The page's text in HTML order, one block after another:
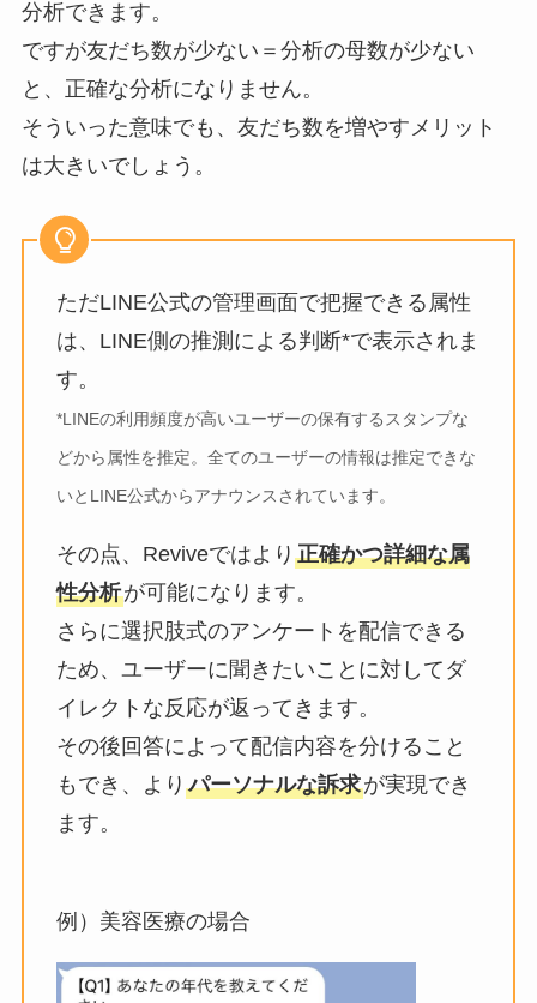
分析できます。
ですが友だち数が少ない＝分析の母数が少ない
と、正確な分析になりません。
そういった意味でも、友だち数を増やすメリット
は大きいでしょう。
ただLINE公式の管理画面で把握できる属性
は、LINE側の推測による判断*で表示されま
す。
*LINEの利用頻度が高いユーザーの保有するスタンプな
どから属性を推定。全てのユーザーの情報は推定できな
いとLINE公式からアナウンスされています。
その点、Reviveではより 正確かつ詳細な属
性分析が可能になります。
さらに選択肢式のアンケートを配信できる
ため、ユーザーに聞きたいことに対してダ
イレクトな反応が返ってきます。
その後回答によって配信内容を分けること
もでき、より パーソナルな訴求が実現でき
ます。
例）美容医療の場合